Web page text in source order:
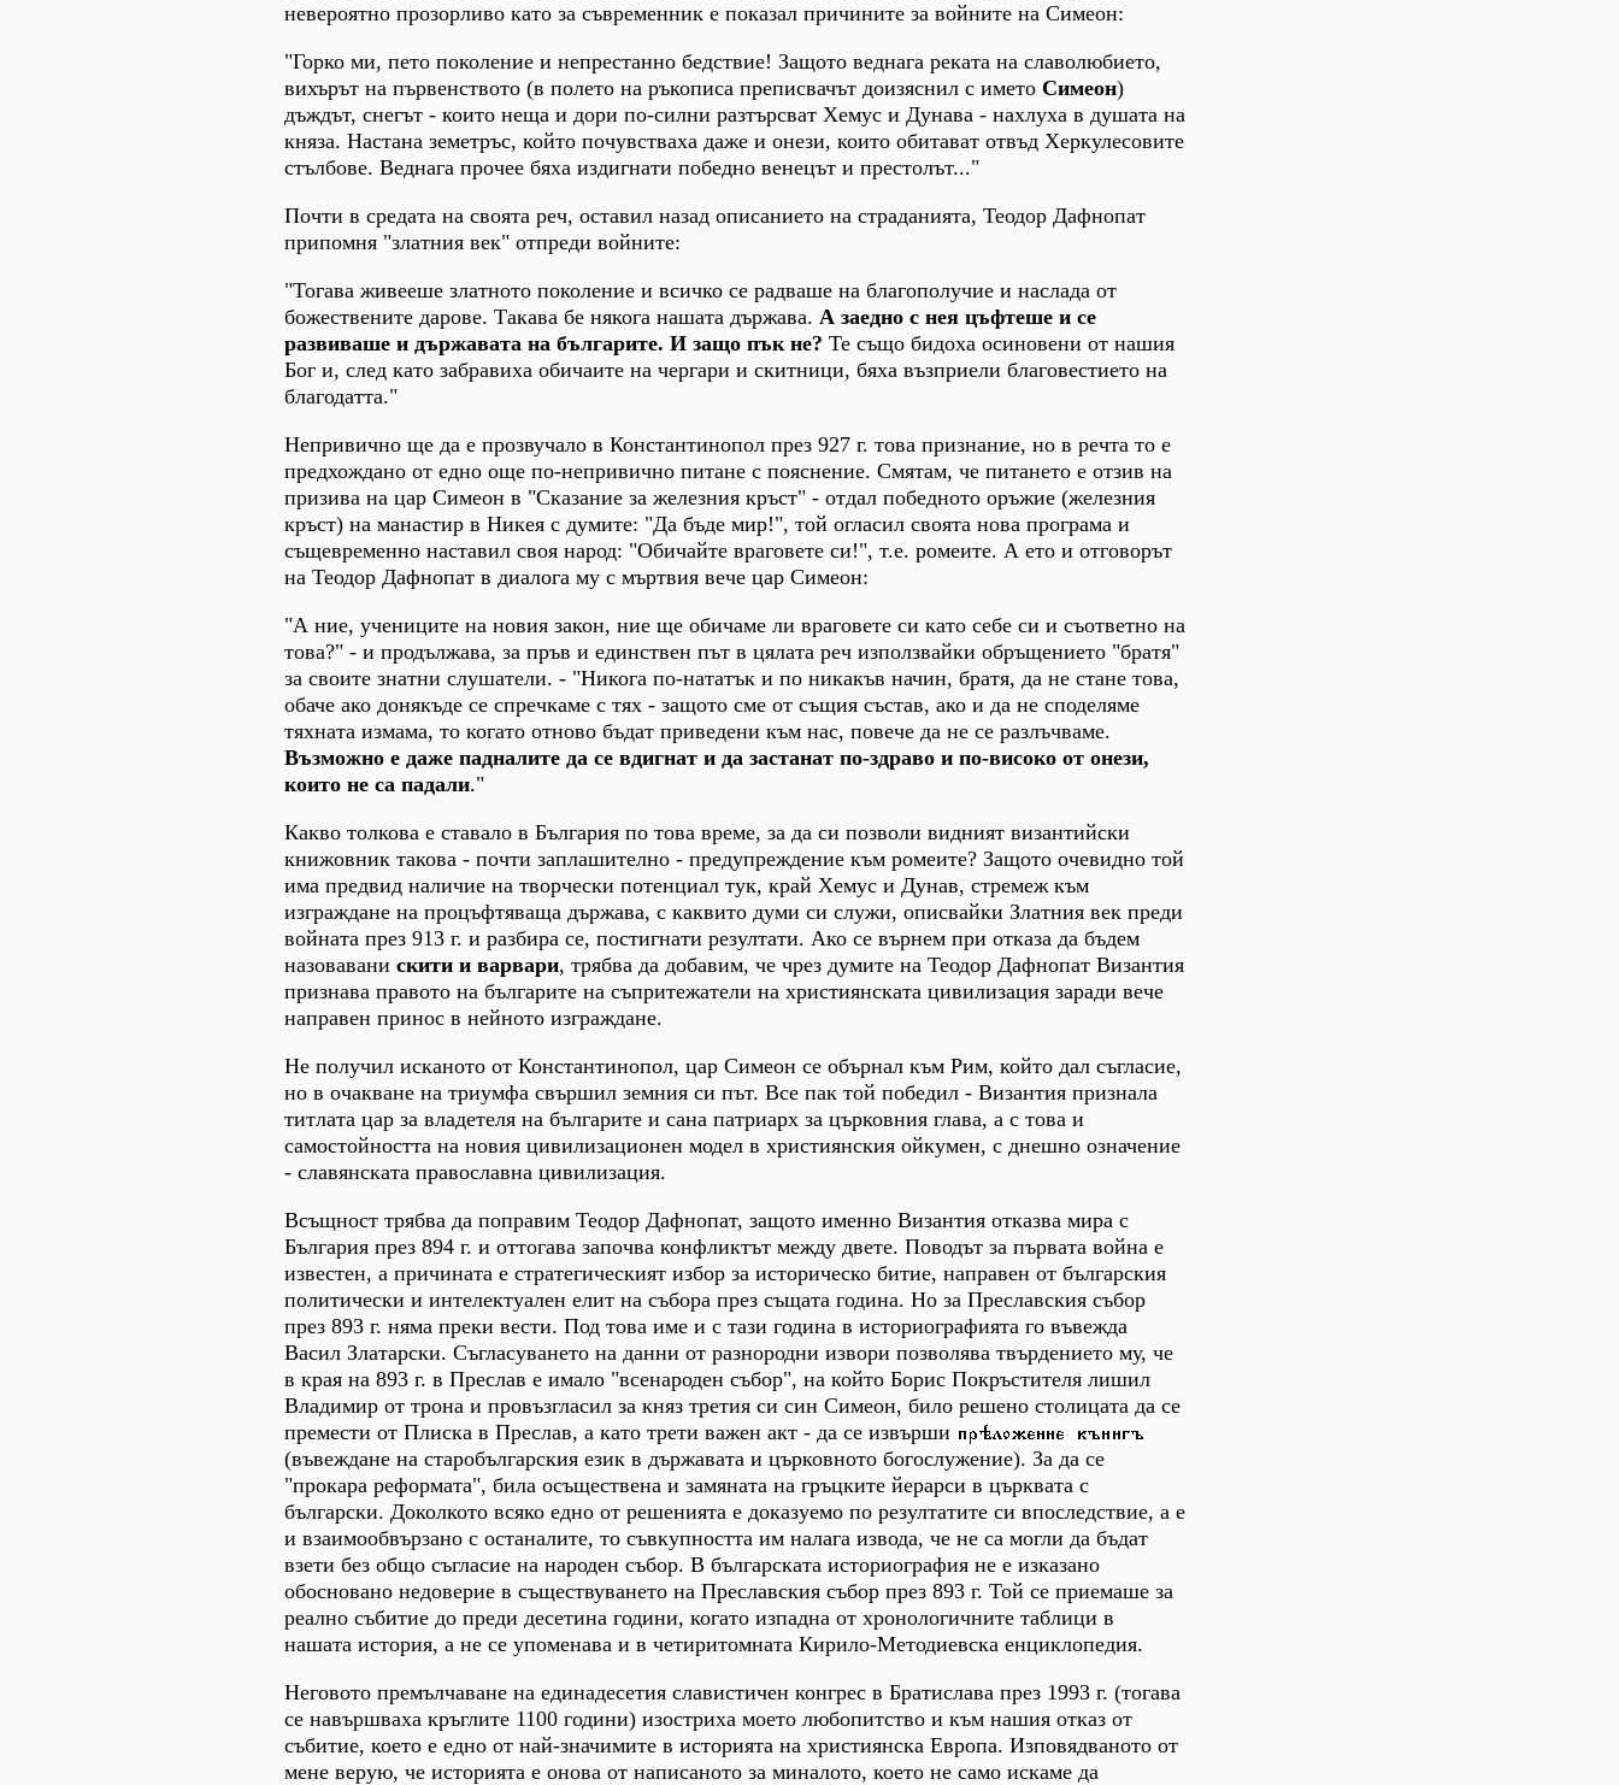
невероятно прозорливо като за съвременник е показал причините за войните на Симеон:
"Горко ми, пето поколение и непрестанно бедствие! Защото веднага реката на славолюбието,
вихърът на първенството (в полето на ръкописа преписвачът доизяснил с името Симеон)
дъждът, снегът - които неща и дори по-силни разтърсват Хемус и Дунава - нахлуха в душата на
княза. Настана земетръс, който почувстваха даже и онези, които обитават отвъд Херкулесовите
стълбове. Веднага прочее бяха издигнати победно венецът и престолът..."
Почти в средата на своята реч, оставил назад описанието на страданията, Теодор Дафнопат
припомня "златния век" отпреди войните:
"Тогава живееше златното поколение и всичко се радваше на благополучие и наслада от
божествените дарове. Такава бе някога нашата държава. А заедно с нея цъфтеше и се
развиваше и държавата на българите. И защо пък не? Те също бидоха осиновени от нашия
Бог и, след като забравиха обичаите на чергари и скитници, бяха възприели благовестието на
благодатта."
Непривично ще да е прозвучало в Константинопол през 927 г. това признание, но в речта то е
предхождано от едно още по-непривично питане с пояснение. Смятам, че питането е отзив на
призива на цар Симеон в "Сказание за железния кръст" - отдал победното оръжие (железния
кръст) на манастир в Никея с думите: "Да бъде мир!", той огласил своята нова програма и
същевременно наставил своя народ: "Обичайте враговете си!", т.е. ромеите. А ето и отговорът
на Теодор Дафнопат в диалога му с мъртвия вече цар Симеон:
"А ние, учениците на новия закон, ние ще обичаме ли враговете си като себе си и съответно на
това?" - и продължава, за пръв и единствен път в цялата реч използвайки обръщението "братя"
за своите знатни слушатели. - "Никога по-нататък и по никакъв начин, братя, да не стане това,
обаче ако донякъде се спречкаме с тях - защото сме от същия състав, ако и да не споделяме
тяхната измама, то когато отново бъдат приведени към нас, повече да не се разлъчваме.
Възможно е даже падналите да се вдигнат и да застанат по-здраво и по-високо от онези,
които не са падали."
Какво толкова е ставало в България по това време, за да си позволи видният византийски
книжовник такова - почти заплашително - предупреждение към ромеите? Защото очевидно той
има предвид наличие на творчески потенциал тук, край Хемус и Дунав, стремеж към
изграждане на процъфтяваща държава, с каквито думи си служи, описвайки Златния век преди
войната през 913 г. и разбира се, постигнати резултати. Ако се върнем при отказа да бъдем
назовавани скити и варвари, трябва да добавим, че чрез думите на Теодор Дафнопат Византия
признава правото на българите на съпритежатели на християнската цивилизация заради вече
направен принос в нейното изграждане.
Не получил исканото от Константинопол, цар Симеон се обърнал към Рим, който дал съгласие,
но в очакване на триумфа свършил земния си път. Все пак той победил - Византия признала
титлата цар за владетеля на българите и сана патриарх за църковния глава, а с това и
самостойността на новия цивилизационен модел в християнския ойкумен, с днешно означение
- славянската православна цивилизация.
Всъщност трябва да поправим Теодор Дафнопат, защото именно Византия отказва мира с
България през 894 г. и оттогава започва конфликтът между двете. Поводът за първата война е
известен, а причината е стратегическият избор за историческо битие, направен от българския
политически и интелектуален елит на събора през същата година. Но за Преславския събор
през 893 г. няма преки вести. Под това име и с тази година в историографията го въвежда
Васил Златарски. Съгласуването на данни от разнородни извори позволява твърдението му, че
в края на 893 г. в Преслав е имало "всенароден събор", на който Борис Покръстителя лишил
Владимир от трона и провъзгласил за княз третия си син Симеон, било решено столицата да се
премести от Плиска в Преслав, а като трети важен акт - да се извърши
(въвеждане на старобългарския език в държавата и църковното богослужение). За да се
"прокара реформата", била осъществена и замяната на гръцките йерарси в църквата с
български. Доколкото всяко едно от решенията е доказуемо по резултатите си впоследствие, а е
и взаимообвързано с останалите, то съвкупността им налага извода, че не са могли да бъдат
взети без общо съгласие на народен събор. В българската историография не е изказано
обосновано недоверие в съществуването на Преславския събор през 893 г. Той се приемаше за
реално събитие до преди десетина години, когато изпадна от хронологичните таблици в
нашата история, а не се упоменава и в четиритомната Кирило-Методиевска енциклопедия.
Неговото премълчаване на единадесетия славистичен конгрес в Братислава през 1993 г. (тогава
се навършваха кръглите 1100 години) изостриха моето любопитство и към нашия отказ от
събитие, което е едно от най-значимите в историята на християнска Европа. Изповядваното от
мене верую, че историята е онова от написаното за миналото, което не само искаме да